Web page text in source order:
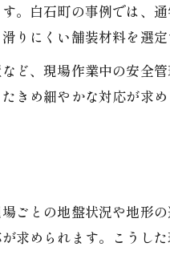
。白石町の事例では、
りにくい舗装材料を選
ど、現場作業中の安全
きめ細やかな対応が求
ごとの地盤状況や地形
求められます。こうし